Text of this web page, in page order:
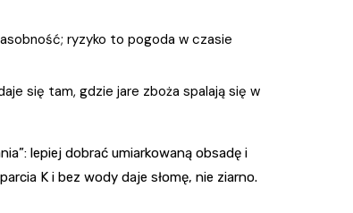
ryzyko to pogoda w czasie
się tam, gdzie jare zboża spalają się w
lepiej dobrać umiarkowaną obsadę i
K i bez wody daje słomę, nie ziarno.